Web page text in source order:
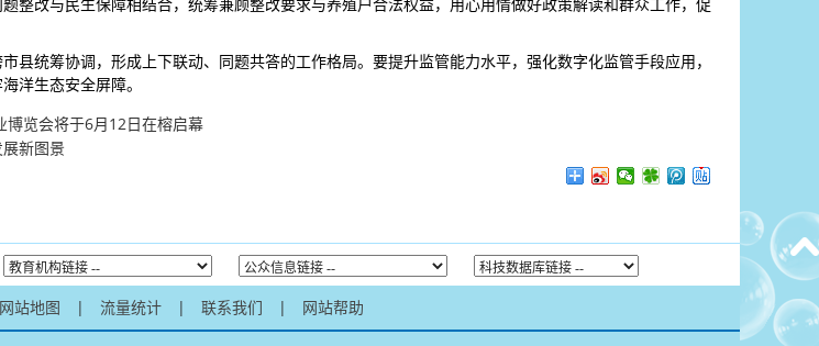
县统筹协调，形成上下联动、同题共答的工作格局。要提升监管能力水平，强化数字化监管手段应用，
洋生态安全屏障。
览会将于6月12日在榕启幕
新图景
网站地图 | 流量统计 | 联系我们 | 网站帮助